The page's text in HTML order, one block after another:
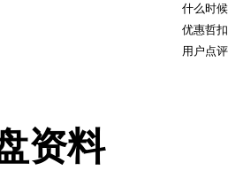
什么时
优惠哲扣
用户点评
资料